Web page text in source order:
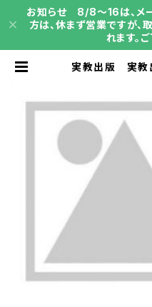
お知らせ 8/8～16は、メ
方は、休まず営業ですが、
れます。
実教出版 実教
品 問題集本体
N：
06 | 育之書店